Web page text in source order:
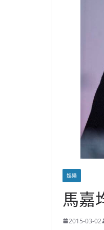
娛樂
馬嘉
2015-03-02